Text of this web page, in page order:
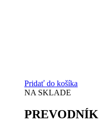
Pridať do košíka
NA SKLADE
PREVODNÍK